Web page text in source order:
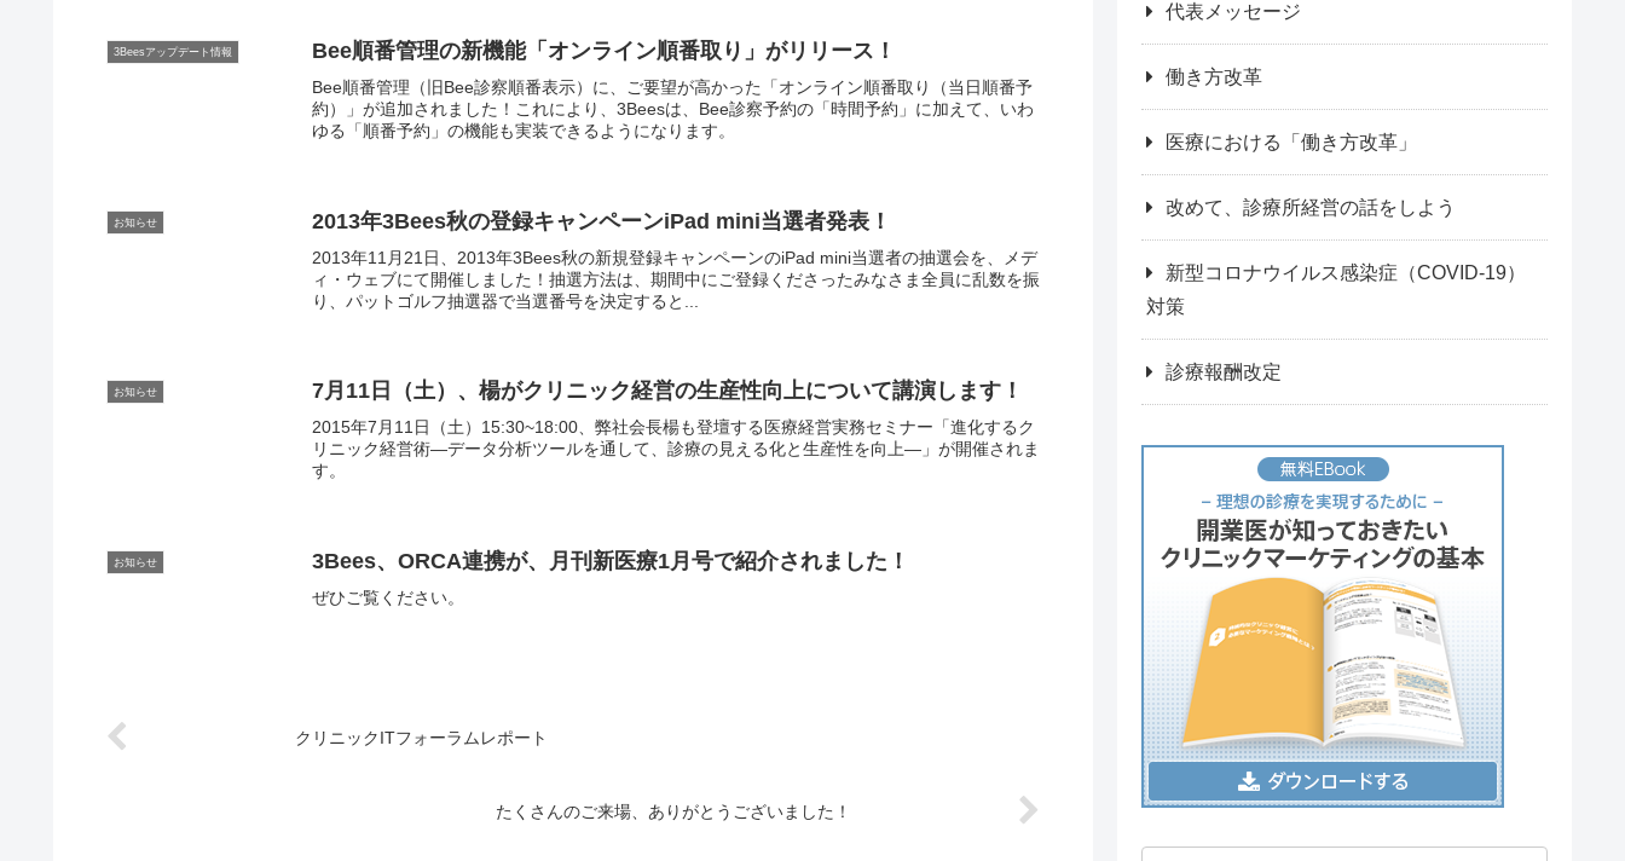
3Beesアップデート情報 Bee順番管理の新機能「オンライン順番取り」がリリース！
Bee順番管理（旧Bee診察順番表示）に、ご要望が高かった「オンライン順番取り（当日順番予
約）」が追加されました！これにより、3Beesは、Bee診察予約の「時間予約」に加えて、いわ
ゆる「順番予約」の機能も実装できるようになります。
お知らせ 2013年3Bees秋の登録キャンペーンiPad mini当選者発表！
2013年11月21日、2013年3Bees秋の新規登録キャンペーンのiPad mini当選者の抽選会を、メデ
ィ・ウェブにて開催しました！抽選方法は、期間中にご登録くださったみなさま全員に乱数を振
り、パットゴルフ抽選器で当選番号を決定すると...
お知らせ 7月11日（土）、楊がクリニック経営の生産性向上について講演します！
2015年7月11日（土）15:30~18:00、弊社会長楊も登壇する医療経営実務セミナー「進化するク
リニック経営術―データ分析ツールを通して、診療の見える化と生産性を向上―」が開催されま
す。
お知らせ 3Bees、ORCA連携が、月刊新医療1月号で紹介されました！
ぜひご覧ください。
クリニックITフォーラムレポート
たくさんのご来場、ありがとうございました！
代表メッセージ
働き方改革
医療における「働き方改革」
改めて、診療所経営の話をしよう
新型コロナウイルス感染症（COVID-19）
対策
診療報酬改定